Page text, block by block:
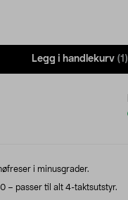
Legg i handlekurv (1)
i minusgrader.
– passer til alt 4-taktsutstyr.